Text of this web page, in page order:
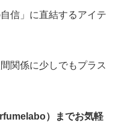
信」に直結するアイテ
関係に少しでもプラス
）までお気軽